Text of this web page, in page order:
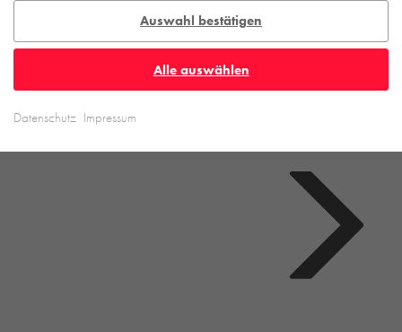
Auswahl bestätigen
Alle auswählen
Datenschutz Impressum